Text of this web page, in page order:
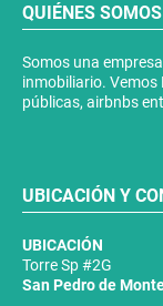
QUIÉNES SOMOS
Somos una
inmobiliario. Vemos
públicas, airbnbs
UBICACIÓN Y
UBICACIÓN
Torre Sp #2G
San Pedro de